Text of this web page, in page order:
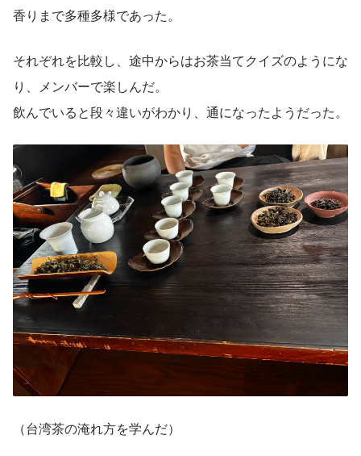
香りまで多種多様であった。
それぞれを比較し、途中からはお茶当てクイズのようにな
り、メンバーで楽しんだ。
飲んでいると段々違いがわかり、通になったようだった。
（台湾茶の淹れ方を学んだ）